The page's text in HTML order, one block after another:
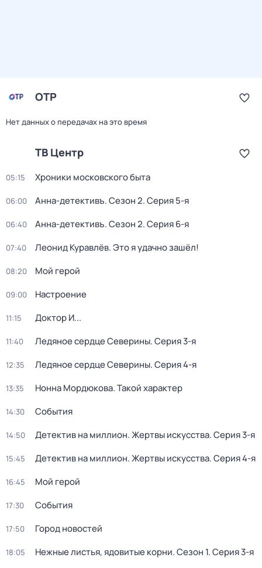
ОТР
Нет данных о передачах на это время
ТВ Центр
05:15 Хроники московского быта
06:00 Анна-детективъ. Сезон 2. Серия 5-я
06:40 Анна-детективъ. Сезон 2. Серия 6-я
07:40 Леонид Куравлёв. Это я удачно зашёл!
08:20 Мой герой
09:00 Настроение
11:15 Доктор И...
11:40 Ледяное сердце Северины. Серия 3-я
12:35 Ледяное сердце Северины. Серия 4-я
13:35 Нонна Мордюкова. Такой характер
14:30 События
14:50 Детектив на миллион. Жертвы искусства. Серия 3-я
15:45 Детектив на миллион. Жертвы искусства. Серия 4-я
16:45 Мой герой
17:30 События
17:50 Город новостей
18:05 Нежные листья, ядовитые корни. Сезон 1. Серия 3-я